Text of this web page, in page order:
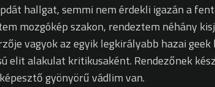
hallgat, semmi nem érdekli igazán a
mozgókép szakon, rendeztem néhány
vagyok az egyik legkirályabb hazai
elit alakulat kritikusaként. Rendezőnek
gyönyörű vádlim van.